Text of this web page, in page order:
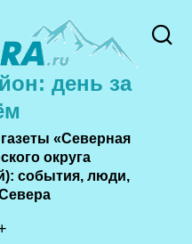
день за
«Северная
округа
события, люди,